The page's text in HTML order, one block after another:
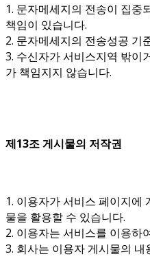
1. 문자메세지의 전송이 집중
책임이 있습니다.
2. 문자메세지의 전송성공 기
3. 수신자가 서비스지역 밖이
가 책임지지 않습니다.
제13조 게시물의 저작권
1. 이용자가 서비스 페이지에
물을 활용할 수 있습니다.
2. 이용자는 서비스를 이용하
3. 회사는 이용자 게시물의